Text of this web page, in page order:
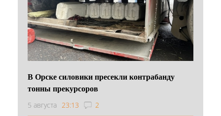
В Орске силовики пресекли контрабанду
тонны прекурсоров
5 августа 23:13 2